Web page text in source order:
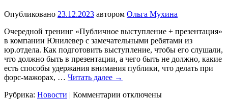
Опубликовано 23.12.2023 автором Ольга Мухина
Очередной тренинг «Публичное выступление + презентация»
в компании Юнилевер с замечательными ребятами из
юр.отдела. Как подготовить выступление, чтобы его слушали,
что должно быть в презентации, а чего быть не должно, какие
есть способы удержания внимания публики, что делать при
форс-мажорах, … Читать далее →
Рубрика: Новости Комментарии котключены